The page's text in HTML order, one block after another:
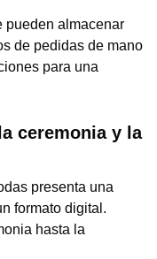
pueden almacenar
de pedidas de mano
para una
ceremonia y la
presenta una
formato digital.
hasta la